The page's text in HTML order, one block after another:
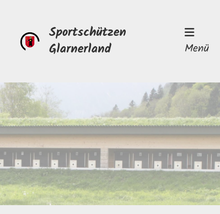
Sportschützen
Glarnerland
Menü